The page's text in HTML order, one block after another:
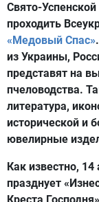
Свято-
проходить
«Медовый Спас»
из Украины,
представят на
пчеловодства.
литература,
исторической и
ювелирные
Как известно,
празднует